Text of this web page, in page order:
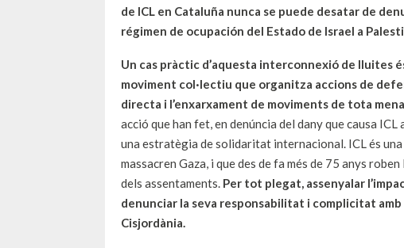
de ICL en Cataluña nunca se puede desatar de
régimen de ocupación del Estado de Israel a
Un cas pràctic d’aquesta interconnexió de lluites
moviment col·lectiu que organitza accions de
directa i l’enxarxament de moviments de tota
acció que han fet, en denúncia del dany que causa
una estratègia de solidaritat internacional. ICL és
massacren Gaza, i que des de fa més de 75 anys
dels assentaments. Per tot plegat, assenyalar
denunciar la seva responsabilitat i complicitat amb
Cisjordània.